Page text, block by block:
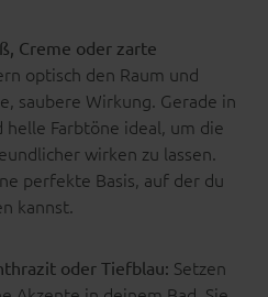
Creme oder zarte
optisch den Raum und
saubere Wirkung. Gerade in
Farbtöne ideal, um die
wirken zu lassen.
perfekte Basis, auf der du
kannst.
oder Tiefblau: Setzen